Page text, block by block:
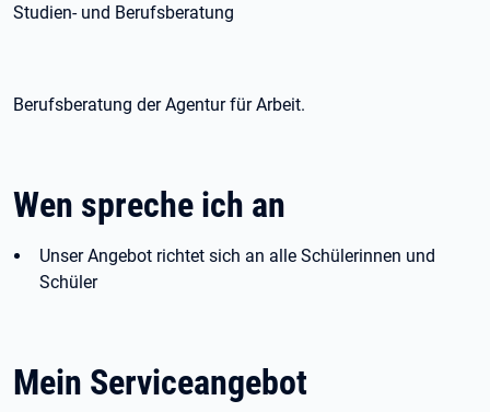
Studien- und Berufsberatung
Berufsberatung der Agentur für Arbeit.
Wen spreche ich an
Unser Angebot richtet sich an alle Schülerinnen und
Schüler
Mein Serviceangebot